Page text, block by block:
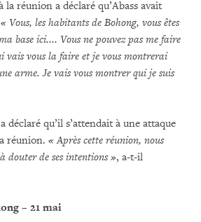
réunion a déclaré qu’Abass avait
« Vous, les habitants de Bohong, vous êtes
base ici.... Vous ne pouvez pas me faire
vais vous la faire et je vous montrerai
arme. Je vais vous montrer qui je suis
déclaré qu’il s’attendait à une attaque
réunion. « Après cette réunion, nous
douter de ses intentions », a-t-il
– 21 mai